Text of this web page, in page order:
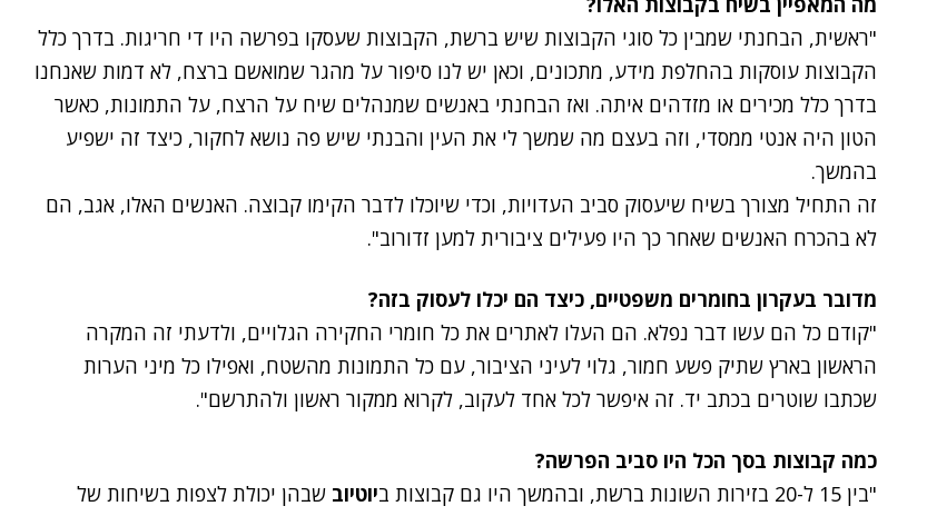
"ראשית, הבחנתי שמבין כל סוגי הקבוצות שיש ברשת, הקבוצות שעסקו בפרשה היו די חריגות. בדרך כלל
הקבוצות עוסקות בהחלפת מידע, מתכונים, וכאן יש לנו סיפור על מהגר שמואשם ברצח, לא דמות שאנחנו
בדרך כלל מכירים או מזדהים איתה. ואז הבחנתי באנשים שמנהלים שיח על הרצח, על התמונות, כאשר
הטון היה אנטי ממסדי, וזה בעצם מה שמשך לי את העין והבנתי שיש פה נושא לחקור, כיצד זה ישפיע
בהמשך.
זה התחיל מצורך בשיח שיעסוק סביב העדויות, וכדי שיוכלו לדבר הקימו קבוצה. האנשים האלו, אגב, הם
לא בהכרח האנשים שאחר כך היו פעילים ציבורית למען זדורוב".
מדובר בעקרון בחומרים משפטיים, כיצד הם יכלו לעסוק בזה?
"קודם כל הם עשו דבר נפלא. הם העלו לאתרים את כל חומרי החקירה הגלויים, ולדעתי זה המקרה
הראשון בארץ שתיק פשע חמור, גלוי לעיני הציבור, עם כל התמונות מהשטח, ואפילו כל מיני הערות
שכתבו שוטרים בכתב יד. זה איפשר לכל אחד לעקוב, לקרוא ממקור ראשון ולהתרשם".
כמה קבוצות בסך הכל היו סביב הפרשה?
"בין 15 ל-20 בזירות השונות ברשת, ובהמשך היו גם קבוצות ב
יוטיוב שבהן יכולת לצפות בשיחות של